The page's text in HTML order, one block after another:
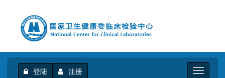
登陆 注册
Toggle